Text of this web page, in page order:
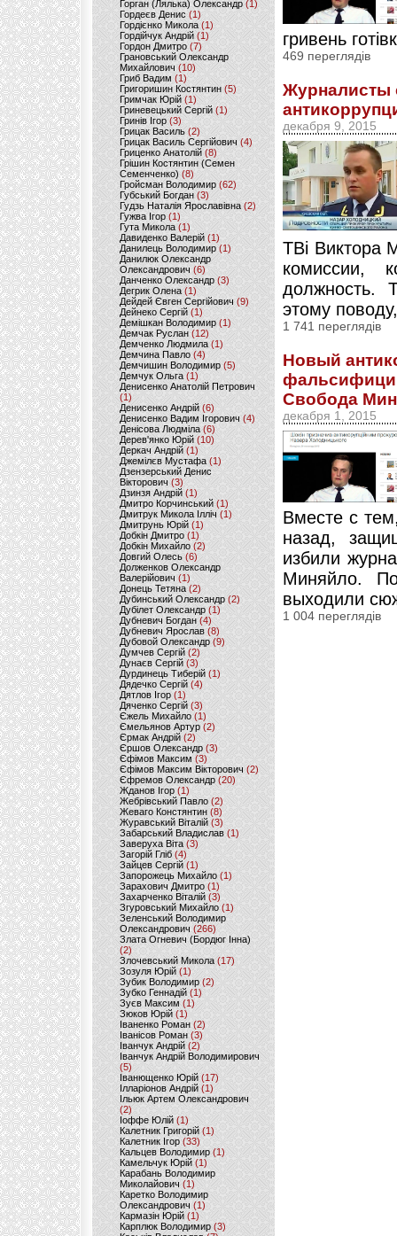
Горган (Лялька) Олександр(1)
Гордеєв Денис (1)
Гордієнко Микола (1)
Гордійчук Андрій (1)
Гордон Дмитро (7)
Грановський Олександр
Михайлович (10)
Гриб Вадим (1)
Григоришин Костянтин (5)
Гримчак Юрій(1)
Гриневецький Сергій(1)
Гринів Ігор (3)
Грицак Василь (2)
Грицак Василь Сергійович (4)
Гриценко Анатолій (8)
Грішин Костянтин (Семен
Семенченко)(8)
Гройсман Володимир(62)
Губський Богдан (3)
Гудзь Наталія Ярославівна(2)
Гужва Ігор (1)
Гута Микола (1)
Давиденко Валерій (1)
Данилець Володимир(1)
Данилюк Олександр
Олександрович (6)
Данченко Олександр (3)
Дегрик Олена(1)
Дейдей Євген Сергійович(9)
Дейнеко Сергій (1)
Демішкан Володимир(1)
Демчак Руслан (12)
Демченко Людмила (1)
Демчина Павло (4)
Демчишин Володимир (5)
Демчук Ольга(1)
Денисенко Анатолій Петрович
(1)
Денисенко Андрій (6)
Денисенко Вадим Ігорович (4)
Денісова Людміла(6)
Дерев'янко Юрій(10)
Деркач Андрій(1)
Джемілєв Мустафа (1)
Дзензерський Денис
Вікторович (3)
Дзинзя Андрій (1)
Дмитро Корчинський (1)
Дмитрук Микола Ілліч (1)
Дмитрунь Юрій (1)
Добкін Дмитро(1)
Добкін Михайло (2)
Довгий Олесь (6)
Долженков Олександр
Валерійович (1)
Донець Тетяна (2)
Дубинський Олександр(2)
Дубілет Олександр (1)
Дубневич Богдан (4)
Дубневич Ярослав (8)
Дубовой Олександр(9)
Думчев Сергій (2)
Дунаєв Сергій(3)
Дурдинець Тиберій (1)
Дядечко Сергій (4)
Дятлов Ігор (1)
Дяченко Сергій (3)
Єжель Михайло (1)
Ємельянов Артур (2)
Єрмак Андрій (2)
Єршов Олександр (3)
Єфімов Максим (3)
Єфімов Максим Вікторович (2)
Єфремов Олександр (20)
Жданов Ігор (1)
Жебрівський Павло (2)
Жеваго Констянтин (8)
Журавський Віталій (3)
Забарський Владислав (1)
Заверуха Віта (3)
Загорій Гліб (4)
Зайцев Сергій(1)
Запорожець Михайло (1)
Зарахович Дмитро (1)
Захарченко Віталій (3)
Згуровський Михайло (1)
Зеленський Володимир
Олександрович (266)
Злата Огневич (Бордюг Інна)
(2)
Злочевський Микола(17)
Зозуля Юрій (1)
Зубик Володимир (2)
Зубко Геннадій (1)
Зуєв Максим(1)
Зюков Юрій (1)
Іваненко Роман (2)
Іванісов Роман (3)
Іванчук Андрій(2)
Іванчук Андрій Володимирович
(5)
Іванющенко Юрій (17)
Ілларіонов Андрій (1)
Ільюк Артем Олександрович
(2)
Іоффе Юлій (1)
Калетник Григорій(1)
Калетник Ігор (33)
Кальцев Володимир(1)
Камельчук Юрій (1)
Карабань Володимир
Миколайович (1)
Каретко Володимир
Олександрович (1)
Кармазін Юрій(1)
Карплюк Володимир(3)
гривень
469 переглядів
Журналисты
декабря 9, 2015
ТВi Виктора
комиссии,
должность.
этому
1 741 переглядів
Новый
Свобода
декабря 1, 2015
Вместе с
назад,
избили
Миняйло.
выходили
1 004 переглядів